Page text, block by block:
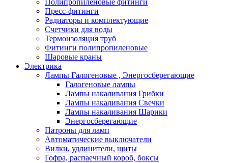
Полипропиленовые фитинги
Пресс-фитинги
Радиаторы и комплектующие
Счетчики для воды
Термоизоляция труб
Фитинги полипропиленовые
Шаровые краны
Электрика
Лампы Галогеновые , Энергосберегающие
Галогеновые лампы
Лампы накаливания Грибки
Лампы накаливания Свечки
Лампы накаливания Шарики
Энергосберегающие
Патроны для ламп
Автоматические выключатели
Вилки, удлинители, щиты
Гофра, распаечный короб, боксы